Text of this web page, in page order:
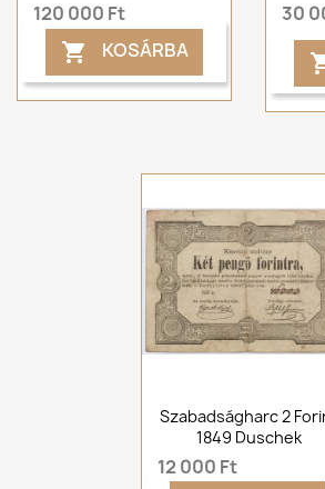
120 000 Ft
 KOSÁRBA
30
Szabadságharc 2
1849 Duschek
12 000 Ft